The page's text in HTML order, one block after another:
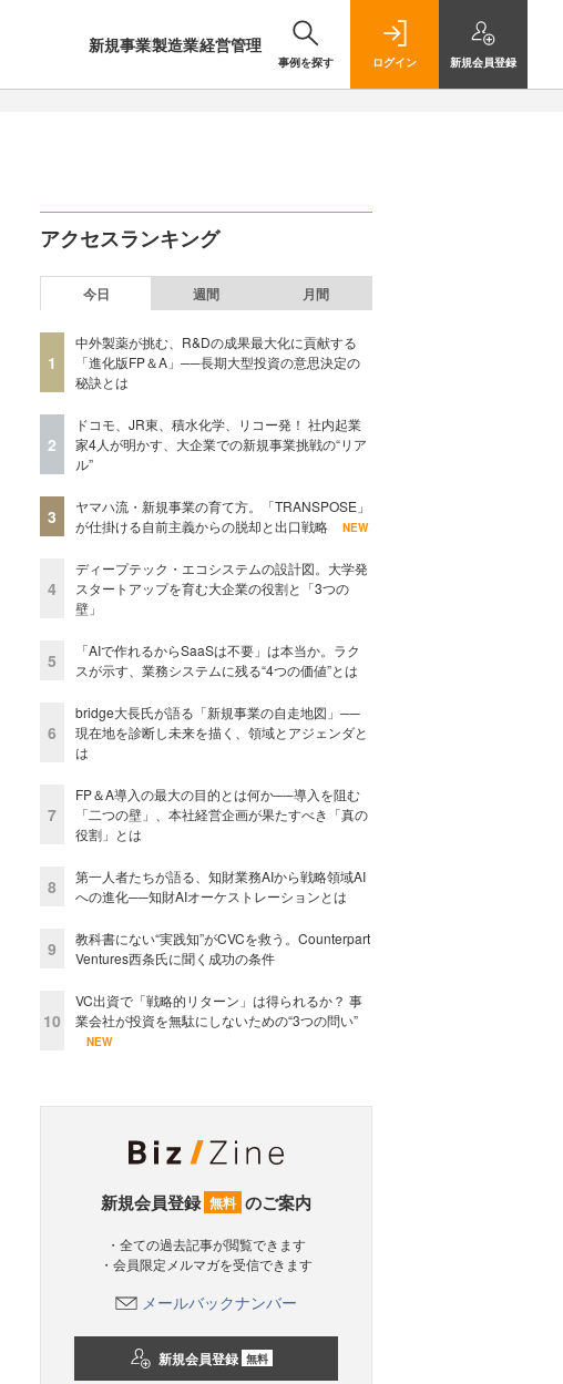
新規事業製造業経営管理
事例を探す ログイン 新規会員登録
アクセスランキング
今日 週間 月間
1
中外製薬が挑む、R&Dの成果最大化に貢献する
「進化版FP＆A」──長期大型投資の意思決定の
秘訣とは
2
ドコモ、JR東、積水化学、リコー発！ 社内起業
家4人が明かす、大企業での新規事業挑戦の“リア
ル”
3
ヤマハ流・新規事業の育て方。「TRANSPOSE」
が仕掛ける自前主義からの脱却と出口戦略
NEW
4
ディープテック・エコシステムの設計図。大学発
スタートアップを育む大企業の役割と「3つの
壁」
5
「AIで作れるからSaaSは不要」は本当か。ラク
スが示す、業務システムに残る“4つの価値”とは
6
bridge大長氏が語る「新規事業の自走地図」──
現在地を診断し未来を描く、領域とアジェンダと
は
7
FP＆A導入の最大の目的とは何か──導入を阻む
「二つの壁」、本社経営企画が果たすべき「真の
役割」とは
8
第一人者たちが語る、知財業務AIから戦略領域AI
への進化──知財AIオーケストレーションとは
9
教科書にない“実践知”がCVCを救う。Counterpart
Ventures西条氏に聞く成功の条件
10
VC出資で「戦略的リターン」は得られるか？ 事
業会社が投資を無駄にしないための“3つの問い”
NEW
新規会員登録 無料 のご案内
・全ての過去記事が閲覧できます
・会員限定メルマガを受信できます
メールバックナンバー
新規会員登録 無料